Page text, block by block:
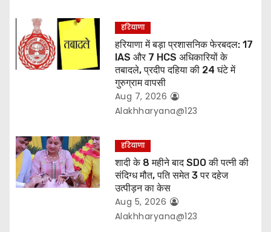
हरियाणा
हरियाणा में बड़ा प्रशासनिक फेरबदल: 17
IAS और 7 HCS अधिकारियों के
तबादले, प्रदीप दहिया की 24 घंटे में
गुरुग्राम वापसी
Aug 7, 2026
Alakhharyana@123
हरियाणा
शादी के 8 महीने बाद SDO की पत्नी की
संदिग्ध मौत, पति समेत 3 पर दहेज
उत्पीड़न का केस
Aug 5, 2026
Alakhharyana@123